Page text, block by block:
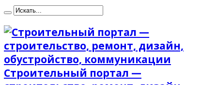
Строительный портал —